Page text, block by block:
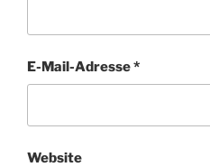
E-Mail-Adresse*
Website